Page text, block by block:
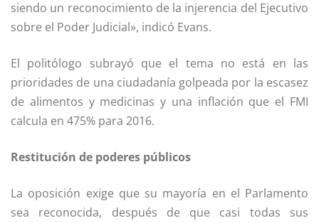
siendo un reconocimiento de la injerencia del Ejecutivo
sobre el Poder Judicial», indicó Evans.
El politólogo subrayó que el tema no está en las
prioridades de una ciudadanía golpeada por la escasez
de alimentos y medicinas y una inflación que el FMI
calcula en 475% para 2016.
Restitución de poderes públicos
La oposición exige que su mayoría en el Parlamento
sea reconocida, después de que casi todas sus